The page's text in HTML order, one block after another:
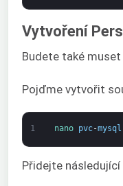
Vytvoření
Budete také
Pojďme vytvořit
1 nano pvc-mysql
Přidejte